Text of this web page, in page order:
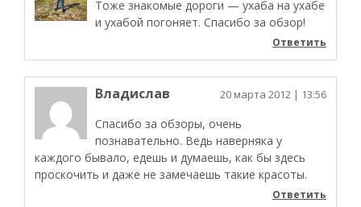
Тоже знакомые дороги — ухаба на ухабе
и ухабой погоняет. Спасибо за обзор!
Ответить
Владислав 20 марта 2012 | 13:56
Спасибо за обзоры, очень
познавательно. Ведь наверняка у
каждого бывало, едешь и думаешь, как бы здесь
проскочить и даже не замечаешь такие красоты.
Ответить